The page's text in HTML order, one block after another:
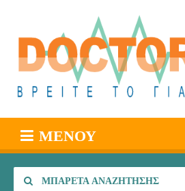
ΜΕΝΟΎ
ΜΠΑΡΈΤΑ ΑΝΑΖΉΤΗΣΗΣ